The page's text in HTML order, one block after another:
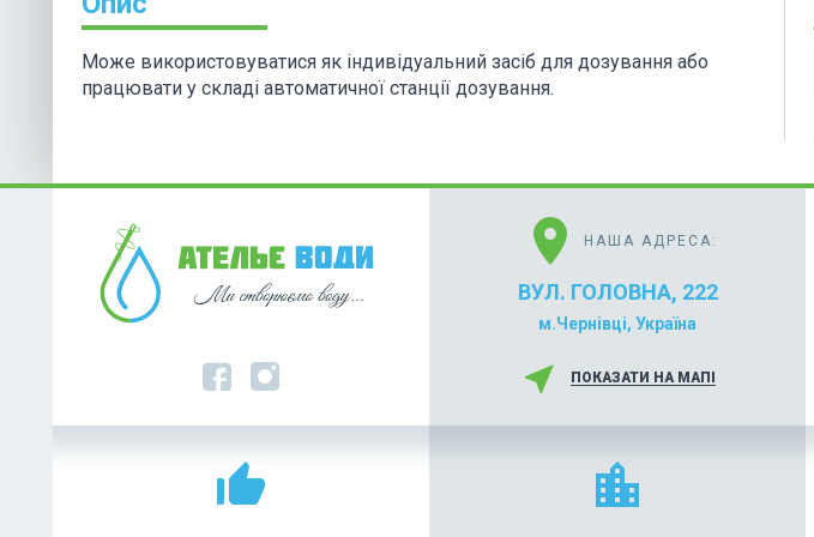
Може використовуватися як індивідуальний засіб для дозування або
працювати у складі автоматичної станції дозування.
location_on НАША АДРЕСА:
ВУЛ. ГОЛОВНА, 222
м.Чернівці, Україна
near_me ПОКАЗАТИ НА МАПІ
thumb_up_alt location_city